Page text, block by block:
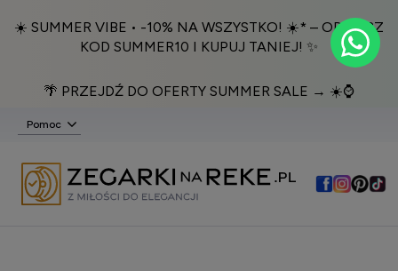
☀️ SUMMER VIBE • -10% NA WSZYSTKO! ☀️* – ODBIERZ
KOD SUMMER10 I KUPUJ TANIEJ! ✨
🌴 PRZEJDŹ DO OFERTY SUMMER SALE → ☀️⌚️
Pomoc